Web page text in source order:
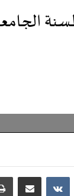
مشاركة عبر البريد